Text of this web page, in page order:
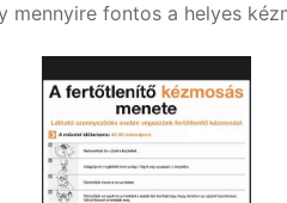
mennyire fontos a helyes